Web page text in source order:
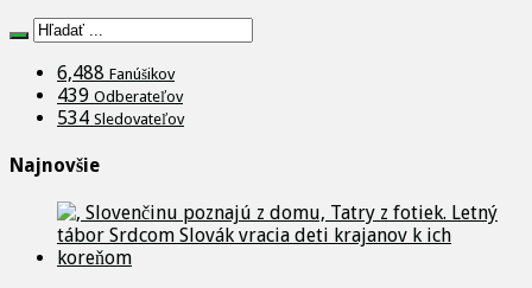
6,488 Fanúšikov
439 Odberateľov
534 Sledovateľov
Najnovšie